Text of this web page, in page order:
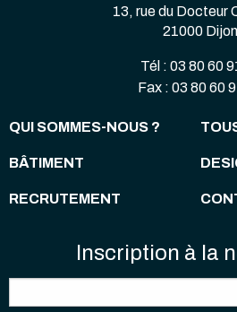
13, rue du Docteur
21000 Dijon
Tél : 03 80 60
Fax : 03 80 60
QUI SOMMES-NOUS ?
BÂTIMENT
RECRUTEMENT
Inscription à la